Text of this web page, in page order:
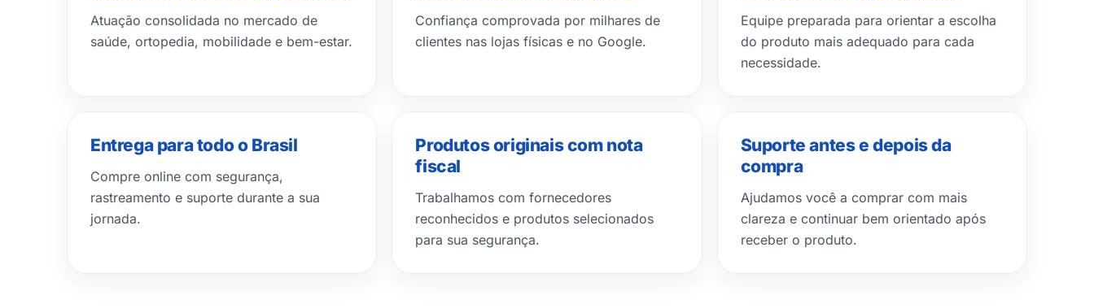
Atuação consolidada no mercado de
saúde, ortopedia, mobilidade e bem-estar.
Confiança comprovada por milhares de
clientes nas lojas físicas e no Google.
Equipe preparada para orientar a escolha
do produto mais adequado para cada
necessidade.
Entrega para todo o Brasil
Compre online com segurança,
rastreamento e suporte durante a sua
jornada.
Produtos originais com nota
fiscal
Trabalhamos com fornecedores
reconhecidos e produtos selecionados
para sua segurança.
Suporte antes e depois da
compra
Ajudamos você a comprar com mais
clareza e continuar bem orientado após
receber o produto.